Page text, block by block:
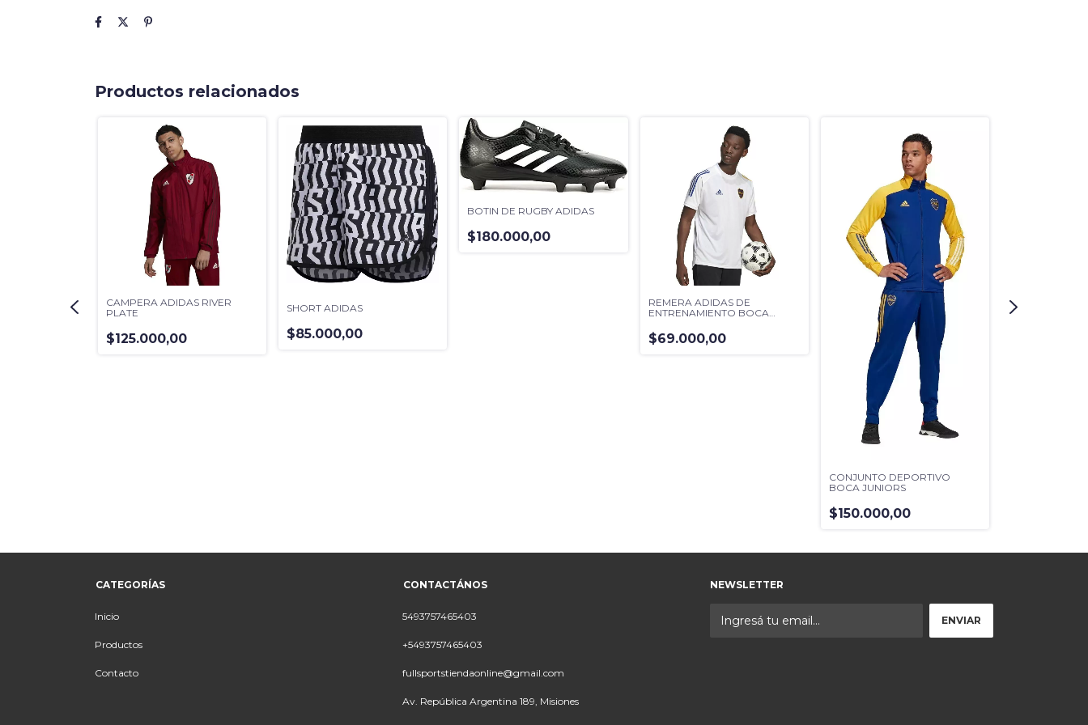
Productos relacionados
CAMPERA ADIDAS RIVER
PLATE
$125.000,00
SHORT ADIDAS
$85.000,00
BOTIN DE RUGBY ADIDAS
$180.000,00
REMERA ADIDAS DE
ENTRENAMIENTO BOCA
$69.000,00
CONJUNTO DEPORTIVO
BOCA JUNIORS
$150.000,00
CATEGORÍAS
Inicio
Productos
Contacto
CONTACTÁNOS
5493757465403
+5493757465403
fullsportstiendaonline@gmail.com
Av. República Argentina 189, Misiones
NEWSLETTER